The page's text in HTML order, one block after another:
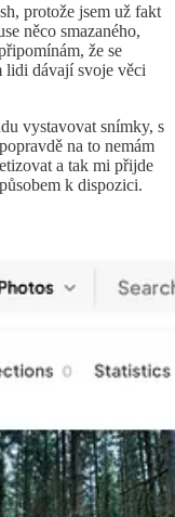
protože jsem už fakt
něco smazaného,
že se
lidi dávají svoje věci
vystavovat snímky, s
na to nemám
a tak mi přijde
k dispozici.